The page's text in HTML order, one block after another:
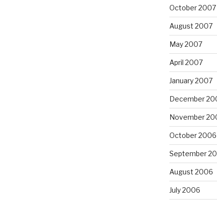
October 2007
August 2007
May 2007
April 2007
January 2007
December
November
October 2006
September
August 2006
July 2006